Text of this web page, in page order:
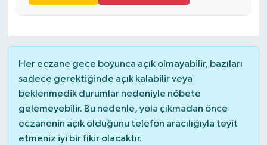
Her eczane gece boyunca açık olmayabilir, bazıları
sadece gerektiğinde açık kalabilir veya
beklenmedik durumlar nedeniyle nöbete
gelemeyebilir. Bu nedenle, yola çıkmadan önce
eczanenin açık olduğunu telefon aracılığıyla teyit
etmeniz iyi bir fikir olacaktır.